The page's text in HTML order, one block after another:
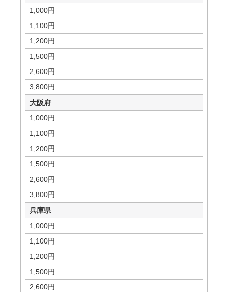
1,000円
1,100円
1,200円
1,500円
2,600円
3,800円
大阪府
1,000円
1,100円
1,200円
1,500円
2,600円
3,800円
兵庫県
1,000円
1,100円
1,200円
1,500円
2,600円